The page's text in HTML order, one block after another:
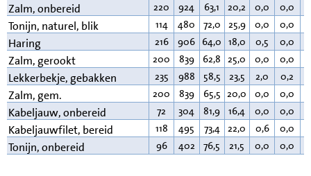
Zalm, onbereid 220 924 63,1 20,2 0,0 0,0
Tonijn, naturel, blik 114 480 72,0 25,9 0,0 0,0
Haring 216 906 64,0 18,0 0,5 0,0
Zalm, gerookt 200 839 62,8 25,0 0,0 0,0
Lekkerbekje, gebakken 235 988 58,5 23,5 2,0 0,2
Zalm, gem. 200 839 65,5 20,0 0,0 0,0
Kabeljauw, onbereid 72 304 81,9 16,4 0,0 0,0
Kabeljauwfilet, bereid 118 495 73,4 22,0 0,6 0,0
Tonijn, onbereid 96 402 76,5 21,5 0,0 0,0